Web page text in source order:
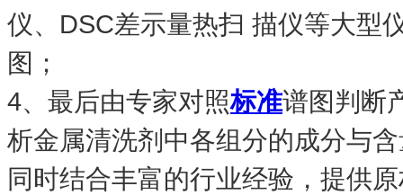
仪、DSC差示量热扫 描仪等大型
图；
4、最后由专家对照标准谱图判断
析金属清洗剂中各组分的成分与
同时结合丰富的行业经验，提供